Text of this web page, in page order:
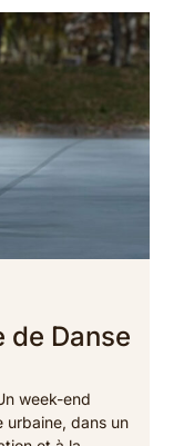
de Danse
week-end
urbaine, dans un